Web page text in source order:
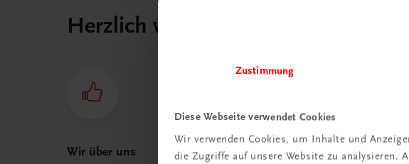
Zustimmung
Diese Webseite verwendet Cookies
Wir verwenden Cookies, um Inhalte und
die Zugriffe auf unsere Website zu analysieren.
Herzlich willkommen bei TRAUNER!
Wir über uns Wir